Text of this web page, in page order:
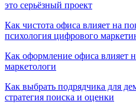
это серьёзный проект
Как чистота офиса влияет на
психология цифрового
Как оформление офиса влияет
маркетологи
Как выбрать подрядчика для
стратегия поиска и оценки